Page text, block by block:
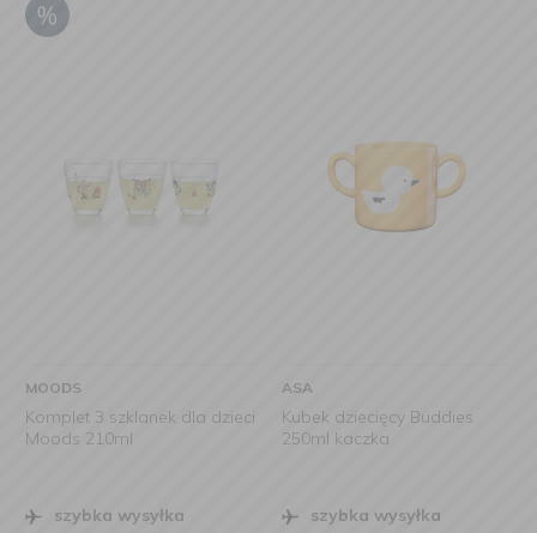
MOODS
Komplet 3 szklanek dla dzieci
Moods 210ml
szybka wysyłka
ASA
Kubek dziecięcy Buddies
250ml kaczka
szybka wysyłka